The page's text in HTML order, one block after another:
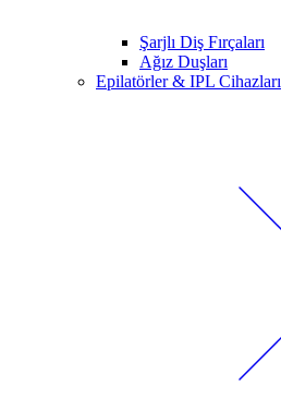
Şarjlı Diş Fırçaları
Ağız Duşları
Epilatörler & IPL Cihazları